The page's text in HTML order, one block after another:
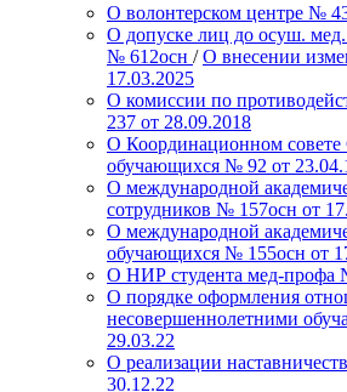
О волонтерском центре №
О допуске лиц до осуш. мед.
№ 612осн /О внесении
17.03.2025
О комиссии по
237 от 28.09.2018
О Координационном совете
обучающихся № 92 от
О международной
сотрудников № 157осн от
О международной
обучающихся № 155осн от
О НИР студента мед-профа
О порядке оформления
несовершеннолетними
29.03.22
О реализации
30.12.22